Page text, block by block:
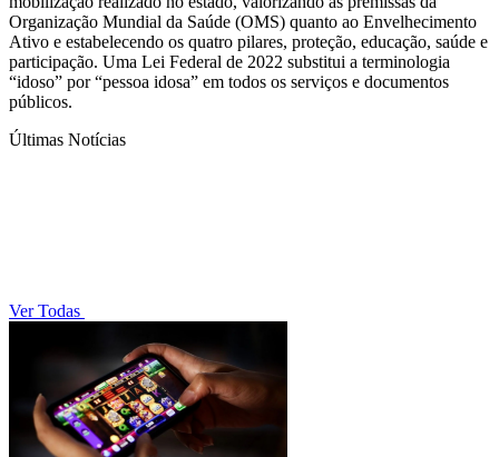
Organização Mundial da Saúde (OMS) quanto ao Envelhecimento
Ativo e estabelecendo os quatro pilares, proteção, educação, saúde e
participação. Uma Lei Federal de 2022 substitui a terminologia
“idoso” por “pessoa idosa” em todos os serviços e documentos
públicos.
Últimas Notícias
Ver Todas